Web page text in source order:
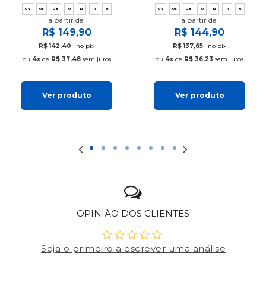
04 06 08 10 12 14 16
a partir de
R$ 149,90
R$ 142,40
no pix
4xde R$ 37,48sem juros
Ver produto
04 06 08 10 12 14 16
a partir de
R$ 144,90
R$ 137,65
no pix
4x de R$ 36,23 sem juros
Ver produto
OPINIÃO DOS CLIENTES
Seja o primeiro a escrever uma análise